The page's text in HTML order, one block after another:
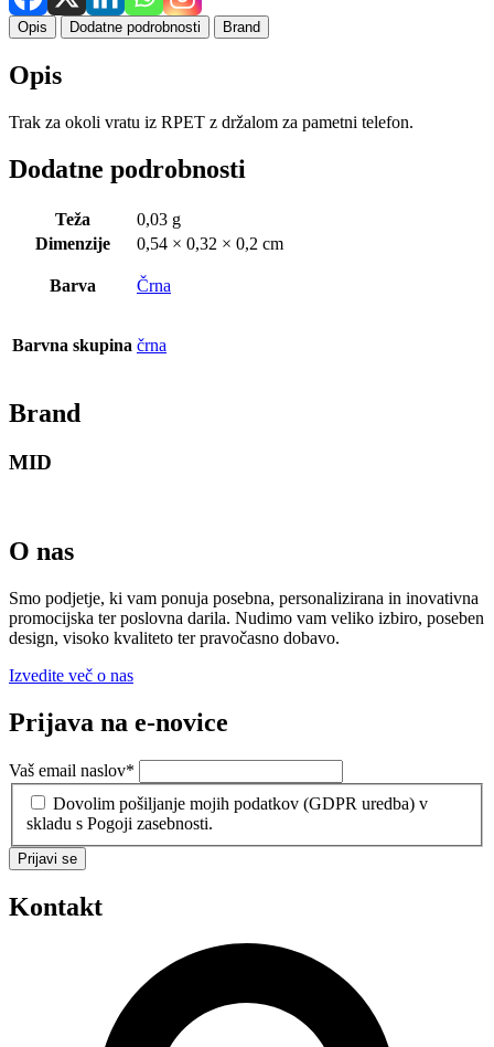
Opis Dodatne podrobnosti Brand
Opis
Trak za okoli vratu iz RPET z držalom za pametni telefon.
Dodatne podrobnosti
Teža
0,03 g
Dimenzije
0,54 × 0,32 × 0,2 cm
Barva Črna
Barvna skupina črna
Brand
MID
O nas
Smo podjetje, ki vam ponuja posebna, personalizirana in inovativna
promocijska ter poslovna darila. Nudimo vam veliko izbiro, poseben
design, visoko kvaliteto ter pravočasno dobavo.
Izvedite več o nas
Prijava na e-novice
Vaš email naslov*
Dovolim pošiljanje mojih podatkov (GDPR uredba) v
skladu s Pogoji zasebnosti.
Prijavi se
Kontakt